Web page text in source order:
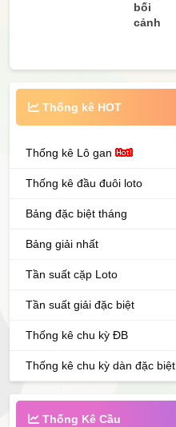
bối
cảnh
Thống kê HOT
Thống kê Lô gan
Thống kê đầu đuôi loto
Bảng đặc biệt tháng
Bảng giải nhất
Tần suất cặp Loto
Tần suất giải đặc biệt
Thống kê chu kỳ ĐB
Thống kê chu kỳ dàn đặc biệt
Thống Kê Cầu